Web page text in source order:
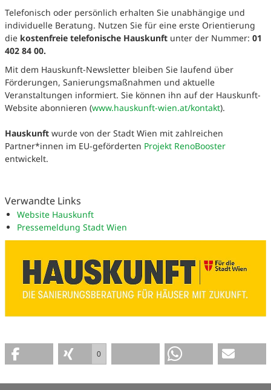
Telefonisch oder persönlich erhalten Sie unabhängige und
individuelle Beratung. Nutzen Sie für eine erste Orientierung
die kostenfreie telefonische Hauskunft unter der Nummer: 01
402 84 00.
Mit dem Hauskunft-Newsletter bleiben Sie laufend über
Förderungen, Sanierungsmaßnahmen und aktuelle
Veranstaltungen informiert. Sie können ihn auf der Hauskunft-
Website abonnieren (www.hauskunft-wien.at/kontakt).
Hauskunft wurde von der Stadt Wien mit zahlreichen
Partner*innen im EU-geförderten Projekt RenoBooster
entwickelt.
Verwandte Links
Website Hauskunft
Pressemeldung Stadt Wien
0